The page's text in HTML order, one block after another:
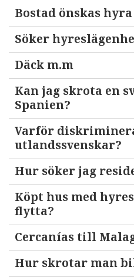
Bostad önskas hyra
Söker
Däck m.m
Kan jag skrota en
Spanien?
Varför
utlandssvenskar?
Hur söker jag
Köpt hus med
flytta?
Cercanías till
Hur skrotar man